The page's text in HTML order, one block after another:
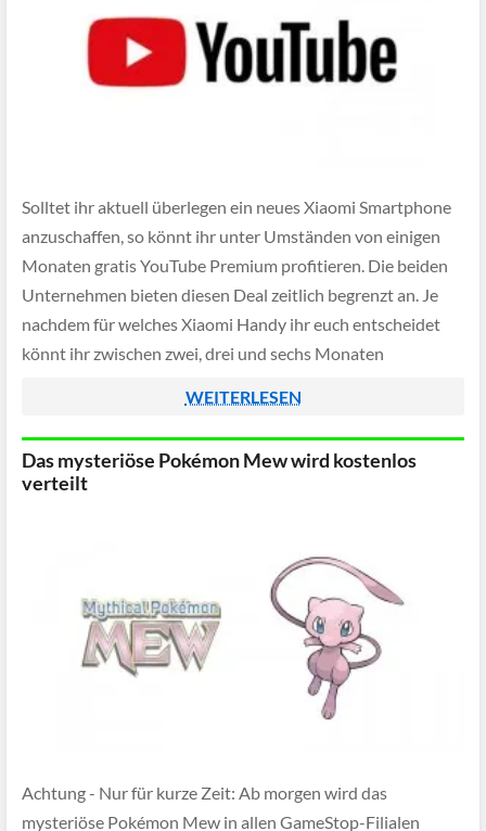
Solltet ihr aktuell überlegen ein neues Xiaomi Smartphone
anzuschaffen, so könnt ihr unter Umständen von einigen
Monaten gratis YouTube Premium profitieren. Die beiden
Unternehmen bieten diesen Deal zeitlich begrenzt an. Je
nachdem für welches Xiaomi Handy ihr euch entscheidet
könnt ihr zwischen zwei, drei und sechs Monaten
WEITERLESEN
Das mysteriöse Pokémon Mew wird kostenlos
verteilt
Achtung - Nur für kurze Zeit: Ab morgen wird das
mysteriöse Pokémon Mew in allen GameStop-Filialen